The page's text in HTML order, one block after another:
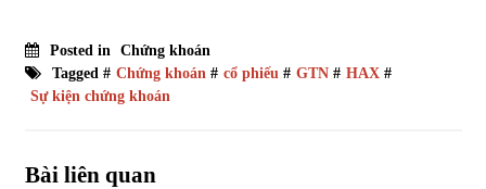
Posted in
Chứng khoán
Tagged # Chứng khoán # cổ phiếu # GTN# HAX#
Sự kiện chứng khoán
Bài liên quan